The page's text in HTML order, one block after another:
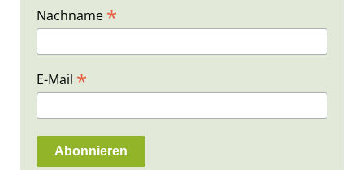
Nachname *
E-Mail *